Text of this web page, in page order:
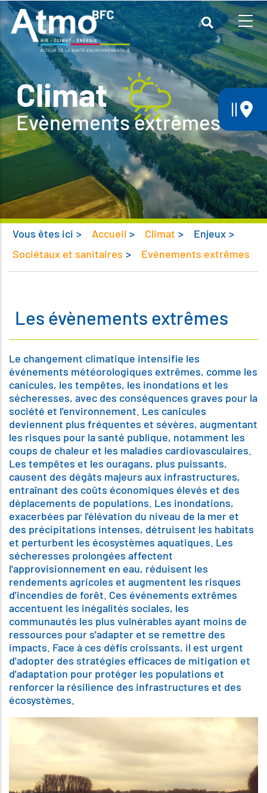
Aller
au
contenu
principal
Climat
Evènements extrêmes
Vous êtes ici > Accueil > Climat > Enjeux >
Sociétaux et sanitaires > Evènements extrêmes
||
Les évènements extrêmes
Le changement climatique intensifie les
événements météorologiques extrêmes, comme les
canicules, les tempêtes, les inondations et les
sécheresses, avec des conséquences graves pour la
société et l'environnement. Les canicules
deviennent plus fréquentes et sévères, augmentant
les risques pour la santé publique, notamment les
coups de chaleur et les maladies cardiovasculaires.
Les tempêtes et les ouragans, plus puissants,
causent des dégâts majeurs aux infrastructures,
entraînant des coûts économiques élevés et des
déplacements de populations. Les inondations,
exacerbées par l'élévation du niveau de la mer et
des précipitations intenses, détruisent les habitats
et perturbent les écosystèmes aquatiques. Les
sécheresses prolongées affectent
l'approvisionnement en eau, réduisent les
rendements agricoles et augmentent les risques
d'incendies de forêt. Ces événements extrêmes
accentuent les inégalités sociales, les
communautés les plus vulnérables ayant moins de
ressources pour s'adapter et se remettre des
impacts. Face à ces défis croissants, il est urgent
d'adopter des stratégies efficaces de mitigation et
d'adaptation pour protéger les populations et
renforcer la résilience des infrastructures et des
écosystèmes.